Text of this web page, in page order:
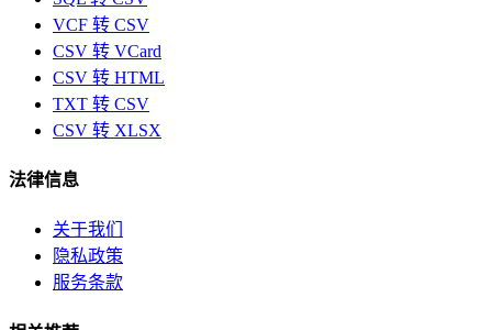
VCF 转 CSV
CSV 转 VCard
CSV 转 HTML
TXT 转 CSV
CSV 转 XLSX
法律信息
关于我们
隐私政策
服务条款